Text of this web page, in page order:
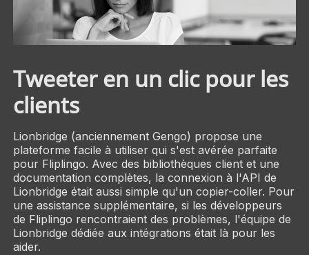
Tweeter en un clic pour les
clients
Lionbridge (anciennement Gengo) propose une
plateforme facile à utiliser qui s'est avérée parfaite
pour Fliplingo. Avec des bibliothèques client et une
documentation complètes, la connexion à l'API de
Lionbridge était aussi simple qu'un copier-coller. Pour
une assistance supplémentaire, si les développeurs
de Fliplingo rencontraient des problèmes, l'équipe de
Lionbridge dédiée aux intégrations était là pour les
aider.